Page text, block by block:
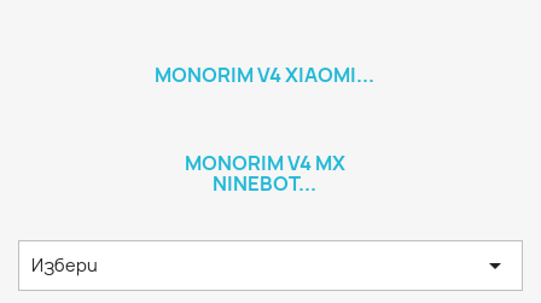
MONORIM V4 XIAOMI...
MONORIM V4 MX
NINEBOT...
Избери 